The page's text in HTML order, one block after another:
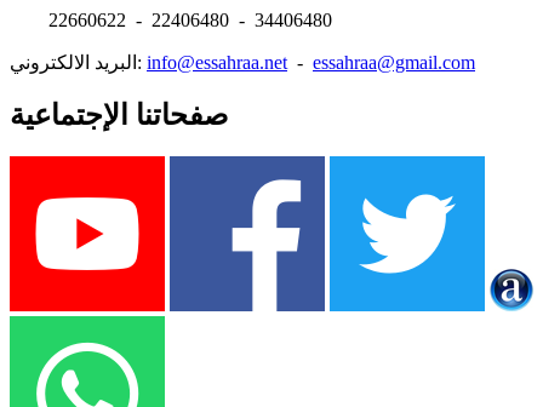
22660622 - 22406480 - 34406480
البريد الالكتروني: info@essahraa.net- essahraa@gmail.com
صفحاتنا الإجتماعية